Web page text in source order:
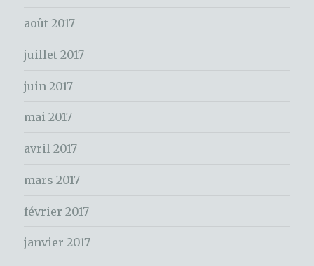
e
:
août 2017
juillet 2017
juin 2017
mai 2017
avril 2017
mars 2017
février 2017
janvier 2017